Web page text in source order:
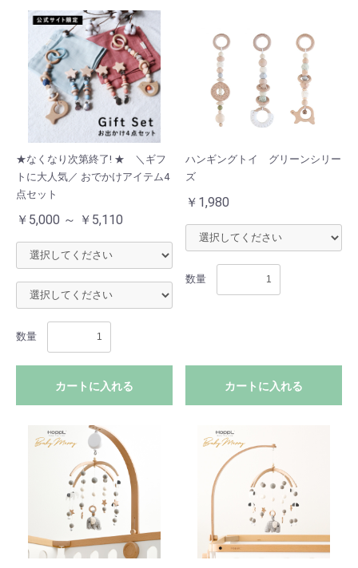
★なくなり次第終了! ★ ＼ギフ
トに大人気／ おでかけアイテム4
点セット
￥5,000 ～ ￥5,110
数量
カートに入れる
ハンギングトイ グリーンシリー
ズ
￥1,980
数量
カートに入れる